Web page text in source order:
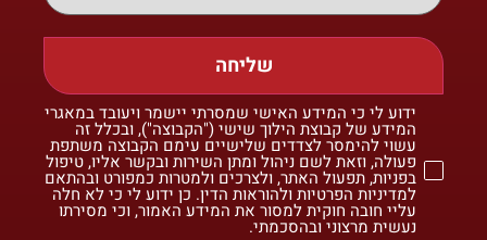
שליחה
ידוע לי כי המידע האישי שמסרתי יישמר ויעובד במאגרי
המידע של קבוצת הילוך שישי ("הקבוצה"), ובכלל זה
עשוי להימסר לצדדים שלישיים עימם הקבוצה משתפת
פעולה, וזאת לשם ניהול ומתן השירות ובקשר אליו, טיפול
בפניות, תפעול האתר, ולצרכים ולמטרות כמפורט ובהתאם
למדיניות הפרטיות ולהוראות הדין. כן ידוע לי כי לא חלה
עליי חובה חוקית למסור את המידע האמור, וכי מסירתו
נעשית מרצוני ובהסכמתי.